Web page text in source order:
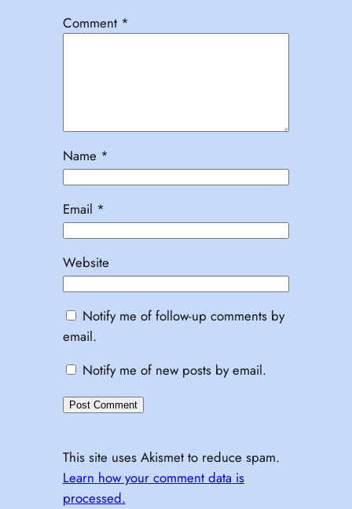
Comment *
Name *
Email *
Website
Notify me of follow-up comments by
email.
Notify me of new posts by email.
This site uses Akismet to reduce spam.
Learn how your comment data is
processed.